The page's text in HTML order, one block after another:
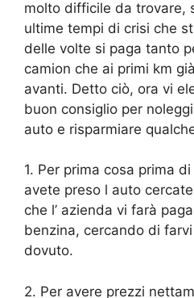
molto difficile da trovare,
ultime tempi di crisi che
delle volte si paga tanto
camion che ai primi km
avanti. Detto ciò, ora vi
buon consiglio per
auto e risparmiare
1. Per prima cosa prima
avete preso l auto
che l’ azienda vi farà
benzina, cercando di
dovuto.
2. Per avere prezzi